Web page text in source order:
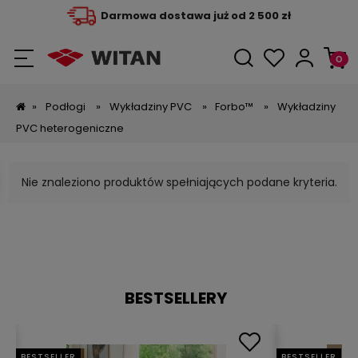
Darmowa dostawa już od 2 500 zł
» Podłogi » Wykładziny PVC » Forbo™ »
Wykładziny
PVC heterogeniczne
Nie znaleziono produktów spełniających podane kryteria.
BESTSELLERY